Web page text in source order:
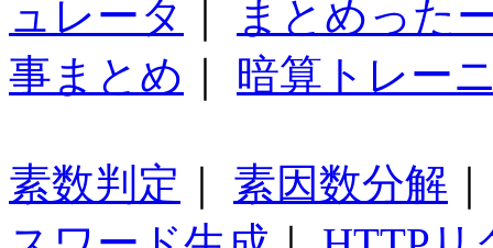
ュレータ
まとめった
事まとめ
暗算トレー
素数判定 素因数分解